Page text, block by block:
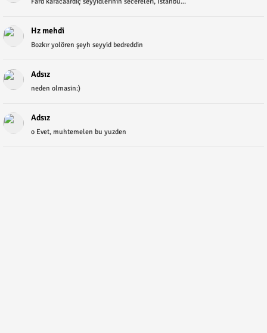
Hz mehdi
Bozkır yolören şeyh seyyid bedreddin
Adsız
neden olmasin:)
Adsız
o Evet, muhtemelen bu yuzden